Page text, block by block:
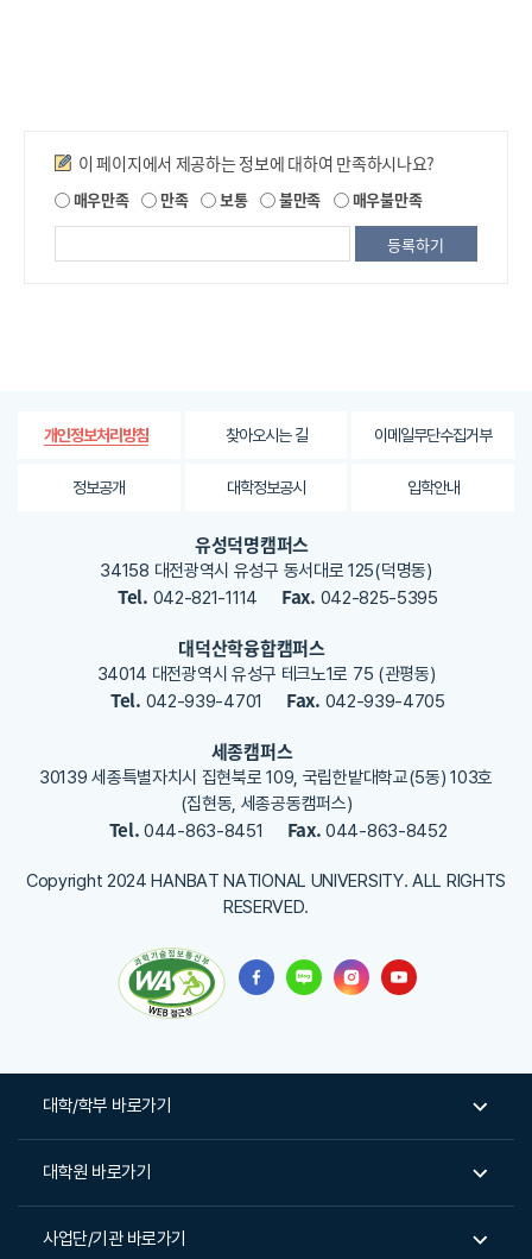
만족도조사
이 페이지에서 제공하는 정보에 대하여 만족하시나요?
매우만족 만족 보통 불만족 매우불만족
공
되
는
가
용
해
주
개인정보처리방침 찾아오시는 길 이메일무단수집거부
정보공개 대학정보공시 입학안내
유성덕명캠퍼스
34158 대전광역시 유성구 동서대로 125(덕명동)
Tel. 042-821-1114 Fax. 042-825-5395
대덕산학융합캠퍼스
34014 대전광역시 유성구 테크노1로 75 (관평동)
Tel. 042-939-4701 Fax. 042-939-4705
세종캠퍼스
30139 세종특별자치시 집현북로 109, 국립한밭대학교(5동) 103호
(집현동, 세종공동캠퍼스)
Tel.044-863-8451 Fax. 044-863-8452
Copyright 2024 HANBAT NATIONAL UNIVERSITY. ALL RIGHTS
RESERVED.
대학/학부 바로가기
대학원 바로가기
사업단/기관 바로가기